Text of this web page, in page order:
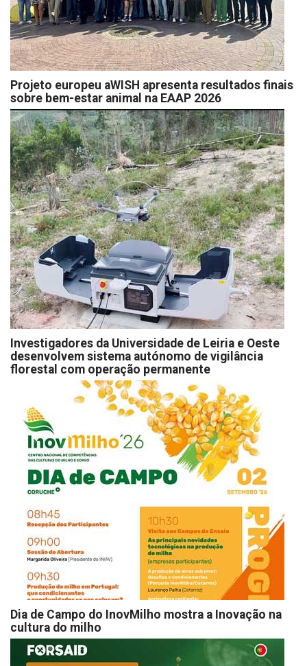
Projeto europeu aWISH apresenta resultados finais
sobre bem-estar animal na EAAP 2026
Investigadores da Universidade de Leiria e Oeste
desenvolvem sistema autónomo de vigilância
florestal com operação permanente
Dia de Campo do InovMilho mostra a Inovação na
cultura do milho